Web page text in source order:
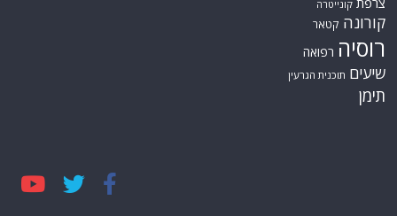
קונייטרה
קורונה קטאר
רוסיה רפואה
שיעים תוכנית הגרעין
תימן